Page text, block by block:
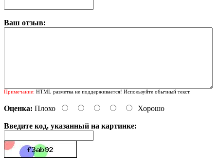
Ваш отзыв:
Примечание: HTML разметка не поддерживается! Используйте обычный текст.
Оценка: Плохо Хорошо
Введите код, указанный на картинке: